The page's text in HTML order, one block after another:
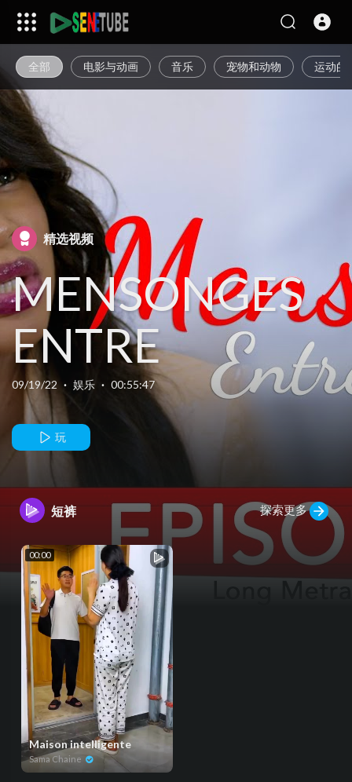
全部 电影与动画 音乐 宠物和动物 运动的
精选视频
MENSONGES
ENTRE
COPINES (
Long Métrage)
- VOSTFR
09/19/22 · 娱乐 · 00:55:47
玩
短裤 探索更多
00:00
Maison intelligente
Sama Chaine